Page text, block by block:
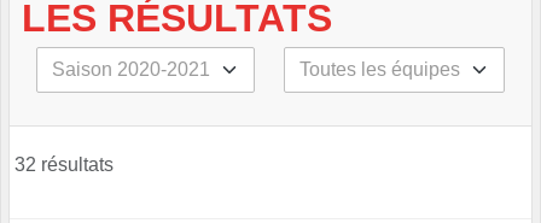
LES RÉSULTATS
32 résultats